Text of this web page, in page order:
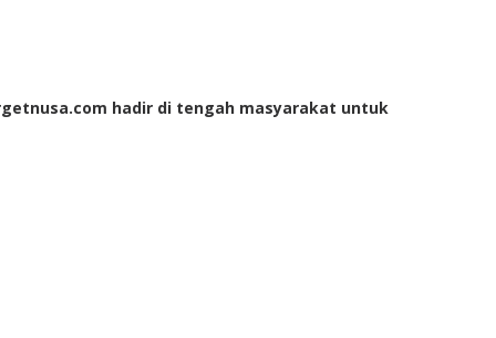
hadir di tengah masyarakat untuk